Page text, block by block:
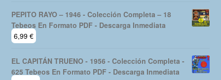
PEPITO RAYO – 1946 - Colección Completa – 18
Tebeos En Formato PDF - Descarga Inmediata
6,99 €
EL CAPITÁN TRUENO - 1956 - Colección Completa -
625 Tebeos En Formato PDF - Descarga Inmediata